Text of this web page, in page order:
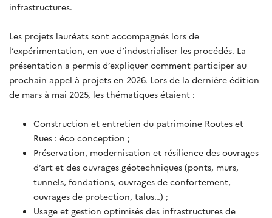
infrastructures.
Les projets lauréats sont accompagnés lors de
l’expérimentation, en vue d’industrialiser les procédés. La
présentation a permis d’expliquer comment participer au
prochain appel à projets en 2026. Lors de la dernière édition
de mars à mai 2025, les thématiques étaient :
Construction et entretien du patrimoine Routes et
Rues : éco conception ;
Préservation, modernisation et résilience des ouvrages
d’art et des ouvrages géotechniques (ponts, murs,
tunnels, fondations, ouvrages de confortement,
ouvrages de protection, talus…) ;
Usage et gestion optimisés des infrastructures de